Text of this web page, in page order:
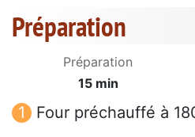
Préparation
Préparation
15 min
Four préchauffé à